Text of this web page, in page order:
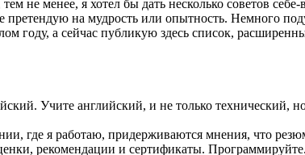
не менее, я хотел бы дать несколько советов
на мудрость или опытность. Немного
году, а сейчас публикую здесь список,
Учите английский, и не только технический,
где я работаю, придерживаются мнения, что
рекомендации и сертификаты.